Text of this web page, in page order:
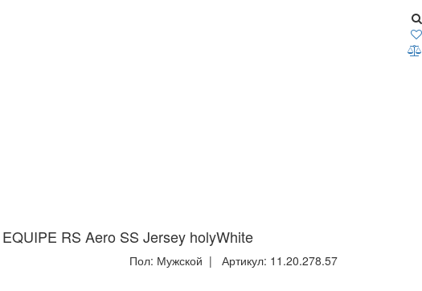
RS Aero SS Jersey holyWhite
Пол: Мужской | Артикул: 11.20.278.57